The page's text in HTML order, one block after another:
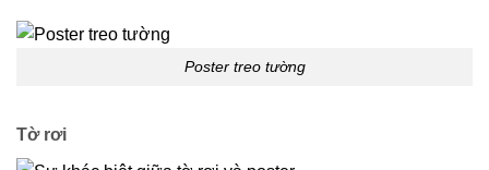
Poster treo tường
Tờ rơi